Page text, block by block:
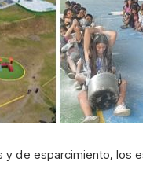
de esparcimiento,